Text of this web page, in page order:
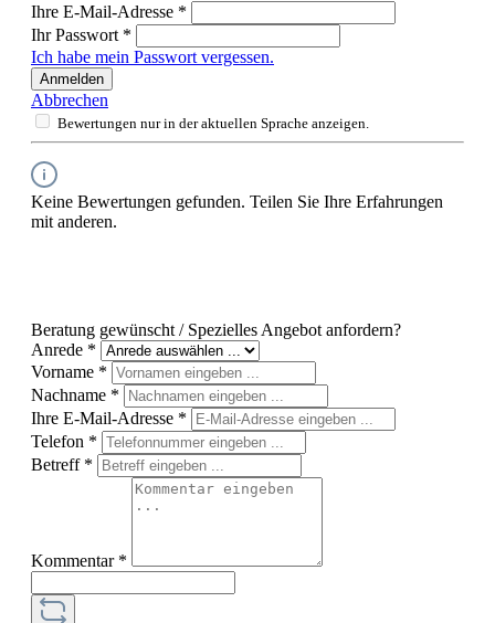
Ihre E-Mail-Adresse *
Ihr Passwort *
Ich habe mein Passwort vergessen.
Anmelden
Abbrechen
Bewertungen nur in der aktuellen Sprache anzeigen.
Keine Bewertungen gefunden. Teilen Sie Ihre Erfahrungen
mit anderen.
Beratung gewünscht / Spezielles Angebot anfordern?
Anrede *
Vorname *
Nachname *
Ihre E-Mail-Adresse *
Telefon *
Betreff *
Kommentar *